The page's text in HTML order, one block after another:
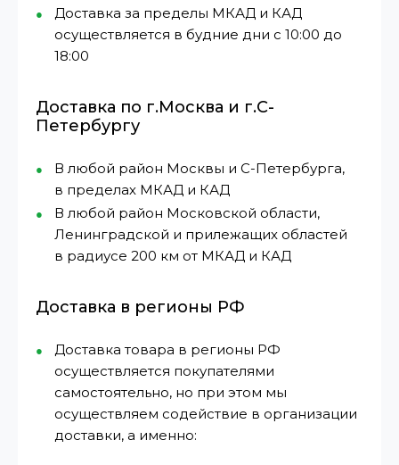
Доставка за пределы МКАД и КАД
осуществляется в будние дни с 10:00 до
18:00
Доставка по г.Москва и г.С-
Петербургу
В любой район Москвы и С-Петербурга,
в пределах МКАД и КАД
В любой район Московской области,
Ленинградской и прилежащих областей
в радиусе 200 км от МКАД и КАД
Доставка в регионы РФ
Доставка товара в регионы РФ
осуществляется покупателями
самостоятельно, но при этом мы
осуществляем содействие в организации
доставки, а именно: